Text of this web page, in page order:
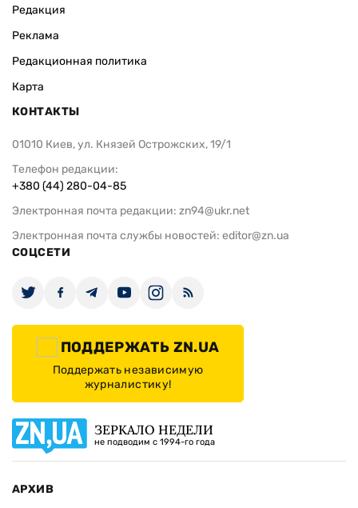
Редакция
Реклама
Редакционная политика
Карта
КОНТАКТЫ
01010 Киев, ул. Князей Острожских, 19/1
Телефон редакции:
+380 (44) 280-04-85
Электронная почта редакции: zn94@ukr.net
Электронная почта службы новостей: editor@zn.ua
СОЦСЕТИ
ПОДДЕРЖАТЬ ZN.UA
Поддержать независимую
журналистику!
ЗЕРКАЛО НЕДЕЛИ
не подводим с 1994-го года
АРХИВ